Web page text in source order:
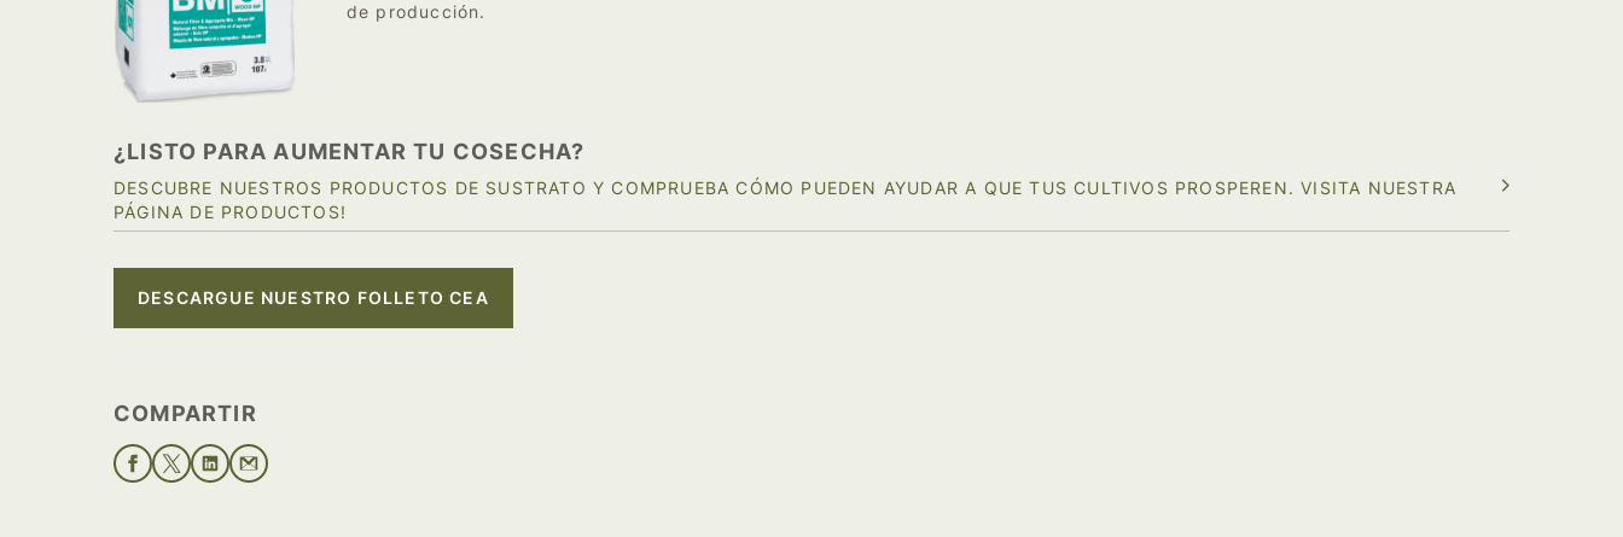
de producción.
¿LISTO PARA AUMENTAR TU COSECHA?
DESCUBRE NUESTROS PRODUCTOS DE SUSTRATO Y COMPRUEBA CÓMO PUEDEN AYUDAR A QUE TUS CULTIVOS PROSPEREN. VISITA NUESTRA
PÁGINA DE PRODUCTOS!
DESCARGUE NUESTRO FOLLETO CEA
COMPARTIR